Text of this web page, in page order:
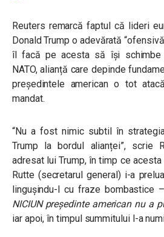
Reuters remarcă faptul că lideri
Donald Trump o adevărată
îl facă pe acesta să își schimbe
NATO, alianță care depinde
președintele american o tot
mandat.
“Nu a fost nimic subtil în
Trump la bordul alianței”, scrie
adresat lui Trump, în timp ce
Rutte (secretarul general) i-a
lingușindu-l cu fraze bombastice –
NICIUN președinte american nu a
iar apoi, în timpul summitului l-a